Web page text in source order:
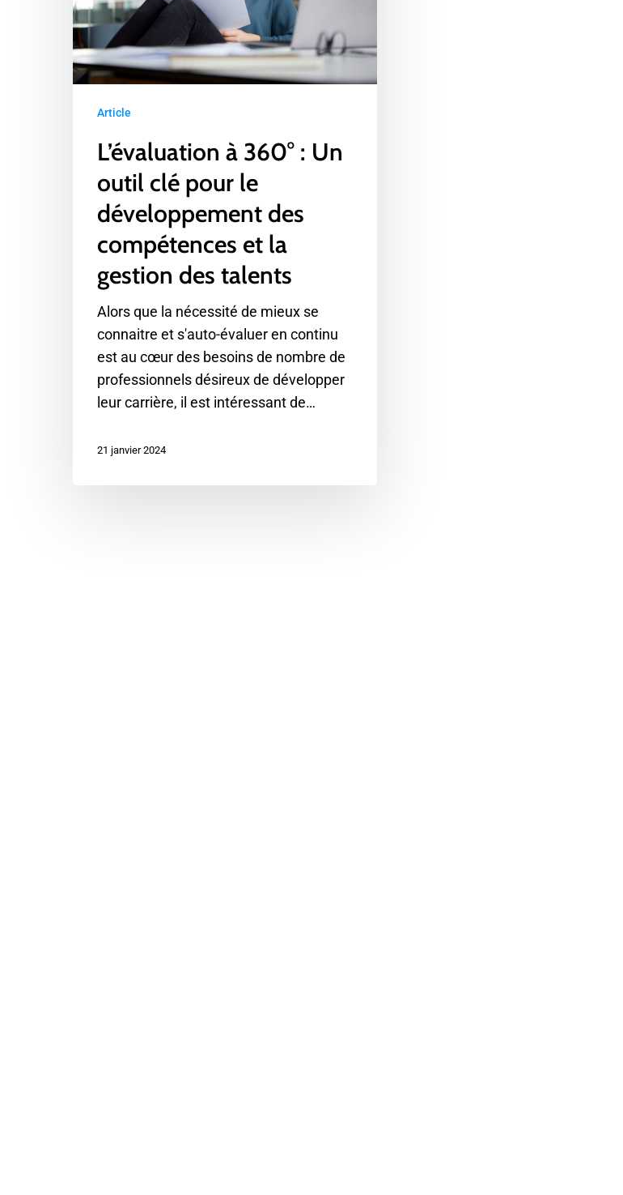
outil
clé
pour
le
compétences
gestion
talents
Article
L’évaluation à 360° : Un
outil clé pour le
développement des
compétences et la
gestion des talents
Alors que la nécessité de mieux se
connaitre et s'auto-évaluer en continu
est au cœur des besoins de nombre de
professionnels désireux de développer
leur carrière, il est intéressant de…
21 janvier 2024